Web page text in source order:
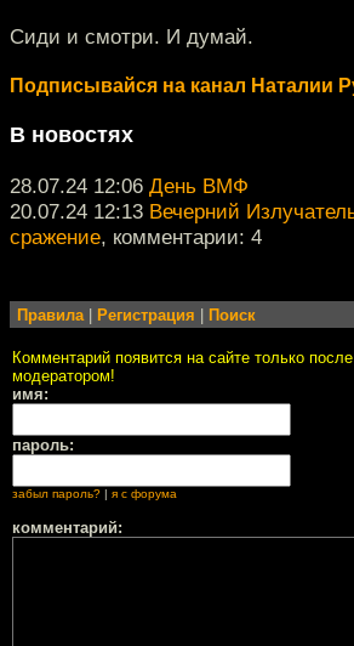
Сиди и смотри. И думай.
Подписывайся на канал Наталии
В новостях
28.07.24 12:06 День ВМФ
20.07.24 12:13 Вечерний
сражение, комментарии: 4
Правила| Регистрация Поиск
Комментарий появится на сайте только
модератором!
имя:
пароль:
забыл пароль? я с форума
комментарий: